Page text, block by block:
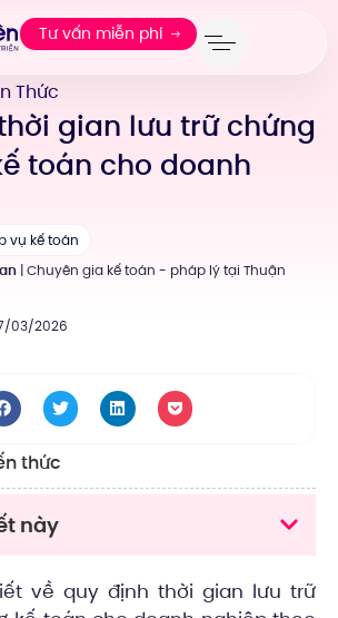
Tư vấn miễn phí
Thức
gian lưu trữ chứng
toán cho doanh
vụ kế toán
| Chuyên gia kế toán - pháp lý tại Thuận
03/2026
về quy định thời gian lưu trữ
thức
này